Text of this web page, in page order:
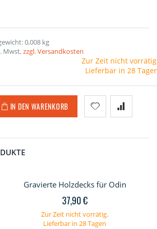
0,008 kg
Mwst,zzgl. Versandkosten
Zur Zeit nicht
Lieferbar in 28
IN DEN WARENKORB
Gravierte Holzdecks für Odin
37,90 €
Zur Zeit nicht vorrätig.
Lieferbar in 28 Tagen